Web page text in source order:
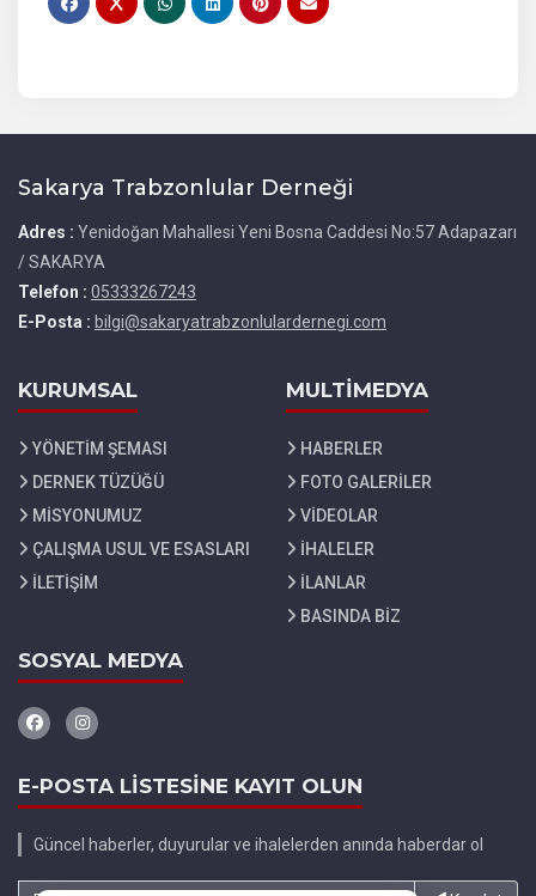
Sakarya Trabzonlular Derneği
Adres : Yenidoğan Mahallesi Yeni Bosna Caddesi No:57 Adapazarı
/ SAKARYA
Telefon : 05333267243
E-Posta : bilgi@sakaryatrabzonlulardernegi.com
KURUMSAL
YÖNETİM ŞEMASI
DERNEK TÜZÜĞÜ
MİSYONUMUZ
ÇALIŞMA USUL VE ESASLARI
İLETİŞİM
MULTİMEDYA
HABERLER
FOTO GALERİLER
VİDEOLAR
İHALELER
İLANLAR
BASINDA BİZ
SOSYAL MEDYA
E-POSTA LİSTESİNE KAYIT OLUN
Güncel haberler, duyurular ve ihalelerden anında haberdar ol
E-Posta adresinizi yazın...